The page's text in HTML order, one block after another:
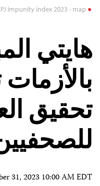
CPJ impunity index 2023 - map
هايتي
تحقيق
31, 2023 10:00 AM EDT